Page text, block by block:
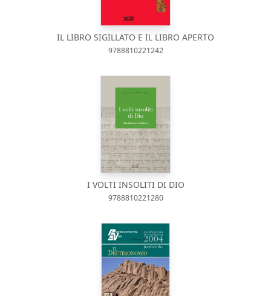
IL LIBRO SIGILLATO E IL LIBRO APERTO
9788810221242
I VOLTI INSOLITI DI DIO
9788810221280